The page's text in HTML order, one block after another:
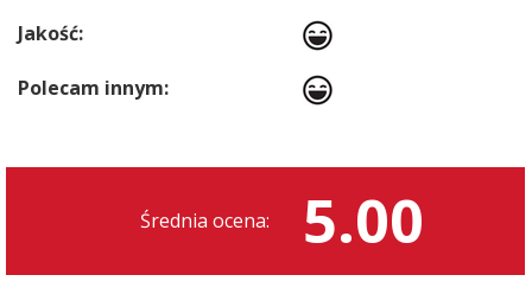
Jakość:
Polecam innym:
Średnia ocena: 5.00